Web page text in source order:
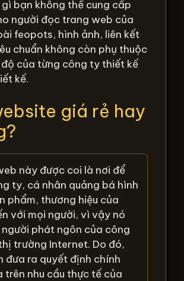
bạn không thể cung cấp
người đọc trang web của
feopots, hình ảnh, liên kết
chuẩn không còn phụ thuộc
của từng công ty thiết kế
kế.
giá rẻ hay
này được coi là nơi để
ty, cá nhân quảng bá hình
phẩm, thương hiệu của
với mọi người, vì vậy nó
phát ngôn của công
trường Internet. Do đó,
đưa ra quyết định chính
trên nhu cầu thực tế của